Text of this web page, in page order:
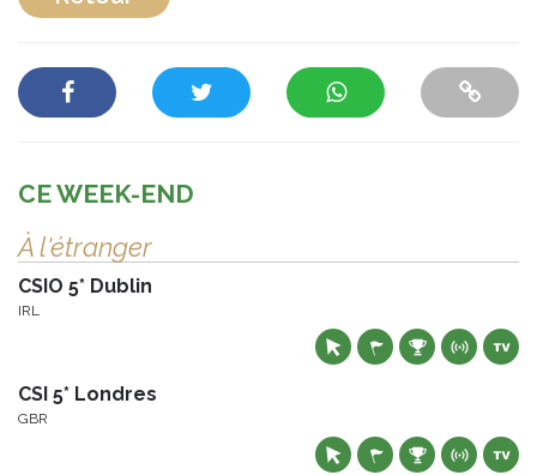
CE WEEK-END
À l'étranger
CSIO 5* Dublin
IRL
CSI 5* Londres
GBR